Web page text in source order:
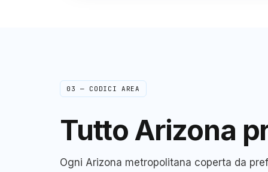
03 — CODICI AREA
Tutto Arizona
Ogni Arizona metropolitana coperta da